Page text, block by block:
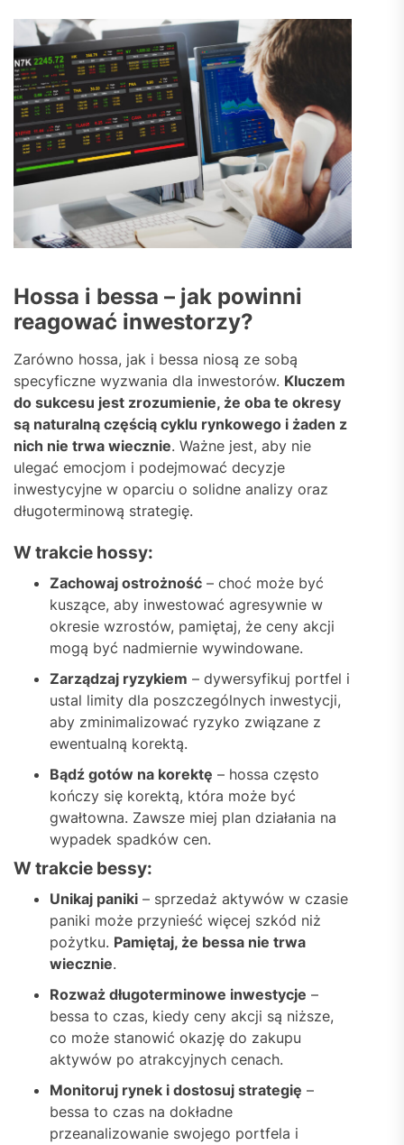
Hossa i bessa – jak powinni
reagować inwestorzy?
Zarówno hossa, jak i bessa niosą ze sobą
specyficzne wyzwania dla inwestorów. Kluczem
do sukcesu jest zrozumienie, że oba te okresy
są naturalną częścią cyklu rynkowego i żaden z
nich nie trwa wiecznie. Ważne jest, aby nie
ulegać emocjom i podejmować decyzje
inwestycyjne w oparciu o solidne analizy oraz
długoterminową strategię.
W trakcie hossy:
Zachowaj ostrożność – choć może być
kuszące, aby inwestować agresywnie w
okresie wzrostów, pamiętaj, że ceny akcji
mogą być nadmiernie wywindowane.
Zarządzaj ryzykiem – dywersyfikuj portfel i
ustal limity dla poszczególnych inwestycji,
aby zminimalizować ryzyko związane z
ewentualną korektą.
Bądź gotów na korektę – hossa często
kończy się korektą, która może być
gwałtowna. Zawsze miej plan działania na
wypadek spadków cen.
W trakcie bessy:
Unikaj paniki – sprzedaż aktywów w czasie
paniki może przynieść więcej szkód niż
pożytku. Pamiętaj, że bessa nie trwa
wiecznie.
Rozważ długoterminowe inwestycje –
bessa to czas, kiedy ceny akcji są niższe,
co może stanowić okazję do zakupu
aktywów po atrakcyjnych cenach.
Monitoruj rynek i dostosuj strategię –
bessa to czas na dokładne
przeanalizowanie swojego portfela i